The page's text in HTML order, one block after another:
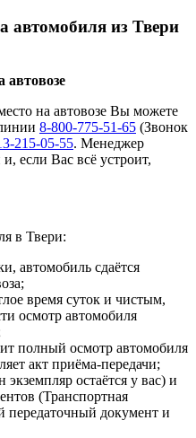
автомобиля из Твери
автовозе
на автовозе Вы можете
8-800-775-51-65 (Звонок
215-05-55. Менеджер
если Вас всё устроит,
в Твери:
автомобиль сдаётся
время суток и чистым,
осмотр автомобиля
полный осмотр автомобиля
акт приёма-передачи;
остаётся у вас) и
(Транспортная
передаточный документ и